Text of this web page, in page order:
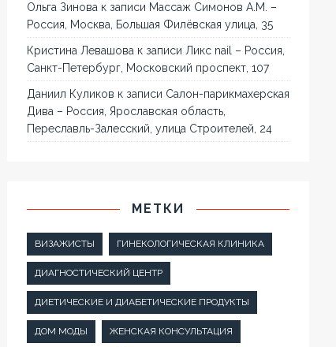
Ольга Зинова к записи Массаж Симонов А.М. –
Россия, Москва, Большая Филёвская улица, 35
Кристина Левашова к записиЛикс nail – Россия,
Санкт-Петербург, Московский проспект, 107
Даниил Куликов к записи Салон-парикмахерская
Дива – Россия, Ярославская область,
Переславль-Залесский, улица Строителей, 24
МЕТКИ
ВИЗАЖИСТЫ ГИНЕКОЛОГИЧЕСКАЯ КЛИНИКА
ДИАГНОСТИЧЕСКИЙ ЦЕНТР
ДИЕТИЧЕСКИЕ И ДИАБЕТИЧЕСКИЕ ПРОДУКТЫ
ДОМ МОДЫ ЖЕНСКАЯ КОНСУЛЬТАЦИЯ